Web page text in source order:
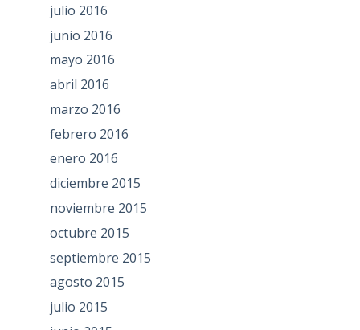
julio 2016
junio 2016
mayo 2016
abril 2016
marzo 2016
febrero 2016
enero 2016
diciembre 2015
noviembre 2015
octubre 2015
septiembre 2015
agosto 2015
julio 2015